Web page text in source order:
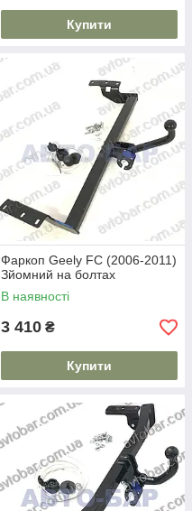
Купити
Фаркоп Geely FC (2006-2011)
Зйомний на болтах
В наявності
3 410 ₴
Купити